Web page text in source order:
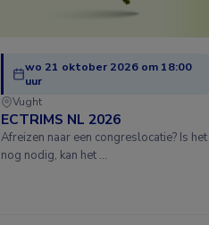
wo 21 oktober 2026 om 18:00
uur
Vught
ECTRIMS NL 2026
Afreizen naar een congreslocatie? Is het
nog nodig, kan het …